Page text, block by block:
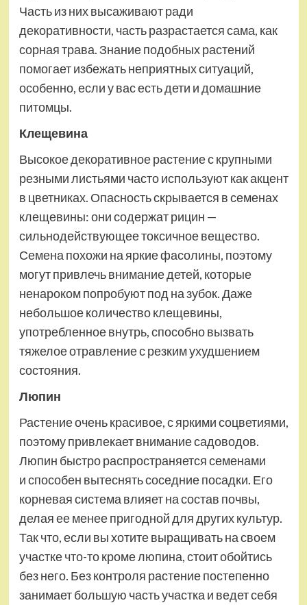
Часть из них высаживают ради
декоративности, часть разрастается сама, как
сорная трава. Знание подобных растений
помогает избежать неприятных ситуаций,
особенно, если у вас есть дети и домашние
питомцы.
Клещевина
Высокое декоративное растение с крупными
резными листьями часто используют как акцент
в цветниках. Опасность скрывается в семенах
клещевины: они содержат рицин —
сильнодействующее токсичное вещество.
Семена похожи на яркие фасолины, поэтому
могут привлечь внимание детей, которые
ненароком попробуют под на зубок. Даже
небольшое количество клещевины,
употребленное внутрь, способно вызвать
тяжелое отравление с резким ухудшением
состояния.
Люпин
Растение очень красивое, с яркими соцветиями,
поэтому привлекает внимание садоводов.
Люпин быстро распространяется семенами
и способен вытеснять соседние посадки. Его
корневая система влияет на состав почвы,
делая ее менее пригодной для других культур.
Так что, если вы хотите выращивать на своем
участке что-то кроме люпина, стоит обойтись
без него. Без контроля растение постепенно
занимает большую часть участка и ведет себя